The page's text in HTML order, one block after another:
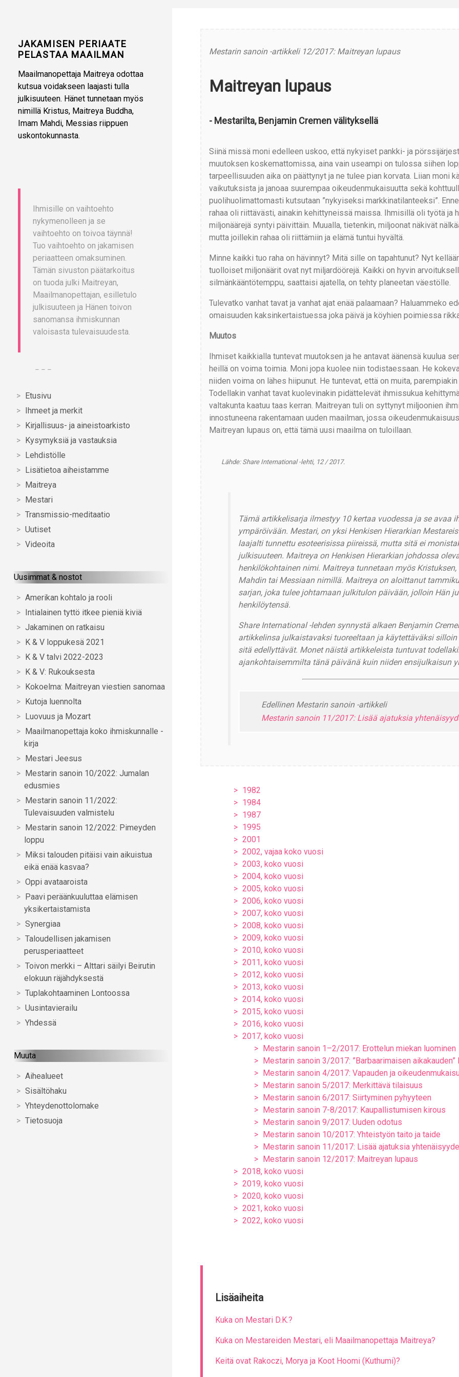
JAKAMISEN PERIAATE
PELASTAA MAAILMAN
Maailmanopettaja Maitreya odottaa
kutsua voidakseen laajasti tulla
julkisuuteen. Hänet tunnetaan myös
nimillä Kristus, Maitreya Buddha,
Imam Mahdi, Messias riippuen
uskontokunnasta.
Etusivu
Ihmeet ja merkit
Kirjallisuus- ja aineistoarkisto
Kysymyksiä ja vastauksia
Lehdistölle
Lisätietoa aiheistamme
Maitreya
Mestari
Transmissio-meditaatio
Uutiset
Videoita
Uusimmat & nostot
Amerikan kohtalo ja rooli
Intialainen tyttö itkee pieniä kiviä
Jakaminen on ratkaisu
K & V loppukesä 2021
K & V talvi 2022-2023
K & V: Rukouksesta
Kokoelma: Maitreyan viestien sanomaa
Kutoja luennolta
Luovuus ja Mozart
Maailmanopettaja koko ihmiskunnalle -
kirja
Mestari Jeesus
Mestarin sanoin 10/2022: Jumalan
edusmies
Mestarin sanoin 11/2022:
Tulevaisuuden valmistelu
Mestarin sanoin 12/2022: Pimeyden
loppu
Miksi talouden pitäisi vain aikuistua
eikä enää kasvaa?
Oppi avataaroista
Paavi peräänkuuluttaa elämisen
yksikertaistamista
Synergiaa
Taloudellisen jakamisen
perusperiaatteet
Toivon merkki – Alttari säilyi Beirutin
elokuun räjähdyksestä
Tuplakohtaaminen Lontoossa
Uusintavierailu
Yhdessä
Muuta
Aihealueet
Sisältöhaku
Yhteydenottolomake
Tietosuoja
Mestarin sanoin -artikkeli 12/2017: Maitreyan lupaus
Maitreyan lupaus
- Mestarilta, Benjamin Cremen välityksellä
Siinä missä moni edelleen uskoo, että nykyiset pankki- ja
muutoksen koskemattomissa, aina vain useampi on tulossa siihen
tarpeellisuuden aika on päättynyt ja ne tulee pian korvata. Liian moni
vaikutuksista ja janoaa suurempaa oikeudenmukaisuutta sekä
puolihuolimattomasti kutsutaan ”nykyiseksi markkinatilanteeksi”.
rahaa oli riittävästi, ainakin kehittyneissä maissa. Ihmisillä oli työtä ja
miljonäärejä syntyi päivittäin. Muualla, tietenkin, miljoonat näkivät
mutta joillekin rahaa oli riittämiin ja elämä tuntui hyvältä.
Minne kaikki tuo raha on hävinnyt? Mitä sille on tapahtunut? Nyt
tuolloiset miljonäärit ovat nyt miljardöörejä. Kaikki on hyvin
silmänkääntötemppu, saattaisi ajatella, on tehty planeetan väestölle.
Tulevatko vanhat tavat ja vanhat ajat enää palaamaan? Haluammeko
omaisuuden kaksinkertaistuessa joka päivä ja köyhien poimiessa
Muutos
Ihmiset kaikkialla tuntevat muutoksen ja he antavat äänensä kuulua
heillä on voima toimia. Moni jopa kuolee niin todistaessaan. He
niiden voima on lähes hiipunut. He tuntevat, että on muita,
Todellakin vanhat tavat kuolevinakin pidättelevät ihmissukua
valtakunta kaatuu taas kerran. Maitreyan tuli on syttynyt miljoonien
innostuneena rakentamaan uuden maailman, jossa
Maitreyan lupaus on, että tämä uusi maailma on tuloillaan.
Lähde: Share International -lehti, 12 / 2017.
Tämä artikkelisarja ilmestyy 10 kertaa vuodessa ja se avaa
ympäröivään. Mestari, on yksi Henkisen Hierarkian
laajalti tunnettu esoteerisissa piireissä, mutta sitä ei
julkisuuteen. Maitreya on Henkisen Hierarkian johdossa
henkilökohtainen nimi. Maitreya tunnetaan myös
Mahdin tai Messiaan nimillä. Maitreya on aloittanut
sarjan, joka tulee johtamaan julkitulon päivään, jolloin Hän
henkilöytensä.
Share International -lehden synnystä alkaen Benjamin
artikkelinsa julkaistavaksi tuoreeltaan ja käytettäväksi
sitä edellyttävät. Monet näistä artikkeleista tuntuvat
ajankohtaisemmilta tänä päivänä kuin niiden ensijulkaisun
Edellinen Mestarin sanoin -artikkeli
Mestarin sanoin 11/2017: Lisää ajatuksia
1982
1984
1987
1995
2001
2002, vajaa koko vuosi
2003, koko vuosi
2004, koko vuosi
2005, koko vuosi
2006, koko vuosi
2007, koko vuosi
2008, koko vuosi
2009, koko vuosi
2010, koko vuosi
2011, koko vuosi
2012, koko vuosi
2013, koko vuosi
2014, koko vuosi
2015, koko vuosi
2016, koko vuosi
2017, koko vuosi
Mestarin sanoin 1–2/2017: Erottelun miekan luominen
Mestarin sanoin 3/2017: ”Barbaarimaisen aikakauden”
Mestarin sanoin 4/2017: Vapauden ja
Mestarin sanoin 5/2017: Merkittävä tilaisuus
Mestarin sanoin 6/2017: Siirtyminen pyhyyteen
Mestarin sanoin 7-8/2017: Kaupallistumisen kirous
Mestarin sanoin 9/2017: Uuden odotus
Mestarin sanoin 10/2017: Yhteistyön taito ja taide
Mestarin sanoin 11/2017: Lisää ajatuksia
Mestarin sanoin 12/2017: Maitreyan lupaus
2018, koko vuosi
2019, koko vuosi
2020, koko vuosi
2021, koko vuosi
2022, koko vuosi
Lisäaiheita
Kuka on Mestari D.K.?
Kuka on Mestareiden Mestari, eli Maailmanopettaja Maitreya?
Keitä ovat Rakoczi, Morya ja Koot Hoomi (Kuthumi)?
Ihmisille on vaihtoehto
nykymenolleen ja se
vaihtoehto on toivoa täynnä!
Tuo vaihtoehto on jakamisen
periaatteen omaksuminen.
Tämän sivuston päätarkoitus
on tuoda julki Maitreyan,
Maailmanopettajan, esilletulo
julkisuuteen ja Hänen toivon
sanomansa ihmiskunnan
valoisasta tulevaisuudesta.
– – –